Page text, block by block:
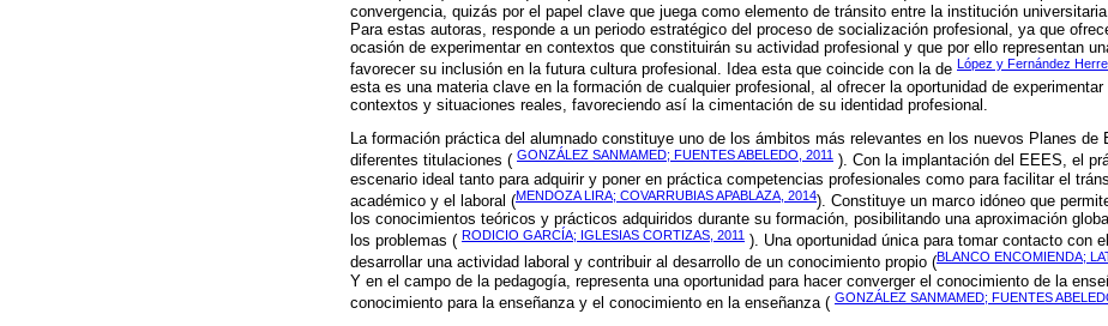
convergencia, quizás por el papel clave que juega como elemento de tránsito entre la institución universitaria
Para estas autoras, responde a un periodo estratégico del proceso de socialización profesional, ya que
ocasión de experimentar en contextos que constituirán su actividad profesional y que por ello representan
favorecer su inclusión en la futura cultura profesional. Idea esta que coincide con la de López y Fernández
esta es una materia clave en la formación de cualquier profesional, al ofrecer la oportunidad de
contextos y situaciones reales, favoreciendo así la cimentación de su identidad profesional.
La formación práctica del alumnado constituye uno de los ámbitos más relevantes en los nuevos Planes de
diferentes titulaciones ( GONZÁLEZ SANMAMED; FUENTES ABELEDO, 2011 ). Con la implantación del EEES, el
escenario ideal tanto para adquirir y poner en práctica competencias profesionales como para facilitar el
académico y el laboral (MENDOZA LIRA; COVARRUBIAS APABLAZA, 2014). Constituye un marco idóneo que
los conocimientos teóricos y prácticos adquiridos durante su formación, posibilitando una aproximación
los problemas ( RODICIO GARCÍA; IGLESIAS CORTIZAS, 2011 ). Una oportunidad única para tomar contacto con
desarrollar una actividad laboral y contribuir al desarrollo de un conocimiento propio (BLANCO ENCOMIENDA;
Y en el campo de la pedagogía, representa una oportunidad para hacer converger el conocimiento de la
conocimiento para la enseñanza y el conocimiento en la enseñanza ( GONZÁLEZ SANMAMED; FUENTES